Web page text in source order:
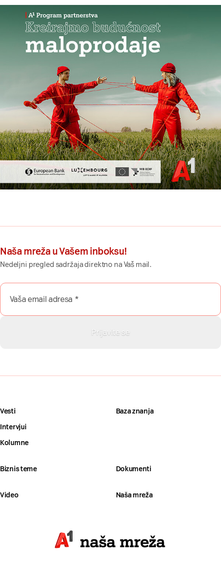
Naša mreža u Vašem inboksu!
Nedeljni pregled sadržaja direktno na Vaš mail.
Vesti
Intervjui
Kolumne
Baza znanja
Biznis teme Dokumenti
Video Naša mreža